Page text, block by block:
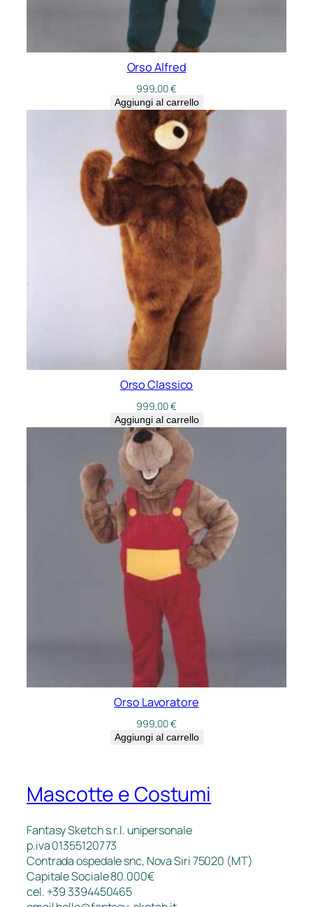
Orso Alfred
999,00€
Aggiungi al carrello
Orso Classico
999,00€
Aggiungi al carrello
Orso Lavoratore
999,00€
Aggiungi al carrello
Mascotte e Costumi
Fantasy Sketch s.r.l. unipersonale
p.iva 01355120773
Contrada ospedale snc, Nova Siri 75020 (MT)
Capitale Sociale 80.000€
cel. +39 3394450465